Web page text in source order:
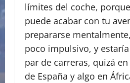
límites del coche,
puede acabar con tu
prepararse
poco impulsivo, y
par de carreras, quizá
de España y algo en